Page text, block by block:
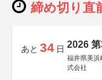
締め切り直
あと 34 日 2026
福井県美浜
式会社